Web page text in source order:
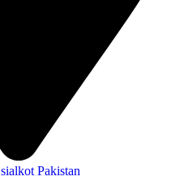
Pakistan